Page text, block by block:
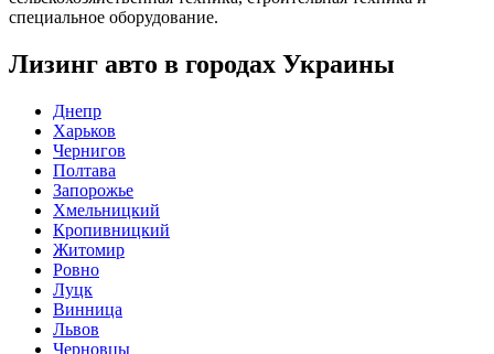
специальное оборудование.
Лизинг авто в городах Украины
Днепр
Харьков
Чернигов
Полтава
Запорожье
Хмельницкий
Кропивницкий
Житомир
Ровно
Луцк
Винница
Львов
Черновцы